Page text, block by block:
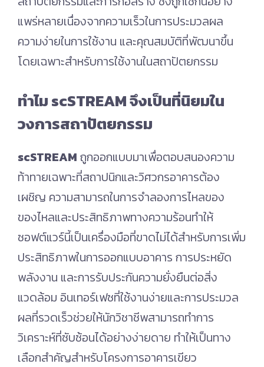
แพร่หลายเนื่องจากความเร็วในการประมวลผล
ความง่ายในการใช้งาน และคุณสมบัติที่พัฒนาขึ้น
โดยเฉพาะสำหรับการใช้งานในสถาปัตยกรรม
ทำไม scSTREAM จึงเป็นที่นิยมใน
วงการสถาปัตยกรรม
scSTREAM ถูกออกแบบมาเพื่อตอบสนองความ
ท้าทายเฉพาะที่สถาปนิกและวิศวกรอาคารต้อง
เผชิญ ความสามารถในการจำลองการไหลของ
ของไหลและประสิทธิภาพทางความร้อนทำให้
ซอฟต์แวร์นี้เป็นเครื่องมือที่ขาดไม่ได้สำหรับการเพิ่ม
ประสิทธิภาพในการออกแบบอาคาร การประหยัด
พลังงาน และการรับประกันความยั่งยืนต่อสิ่ง
แวดล้อม อินเทอร์เฟซที่ใช้งานง่ายและการประมวล
ผลที่รวดเร็วช่วยให้นักวิชาชีพสามารถทำการ
วิเคราะห์ที่ซับซ้อนได้อย่างง่ายดาย ทำให้เป็นทาง
เลือกสำคัญสำหรับโครงการอาคารเขียว